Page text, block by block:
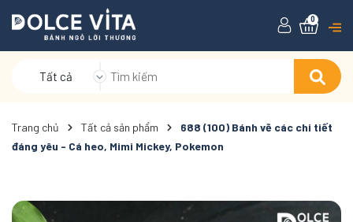
Tất cả
0
Trang chủ Tất cả sản phẩm
688 (100) Bánh vẽ các chi tiết
đáng yêu - Cá heo, Mimi Mickey, Pokemon